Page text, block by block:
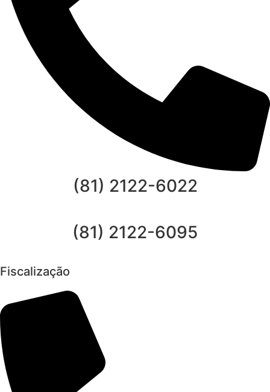
(81) 2122-6022
(81) 2122-6095
Fiscalização